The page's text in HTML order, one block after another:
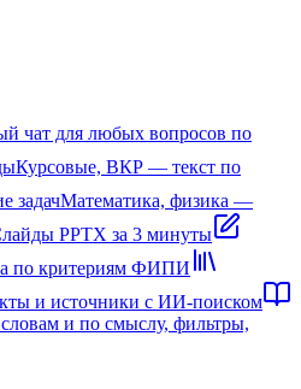
чат для любых вопросов по
Курсовые, ВКР — текст по
задачМатематика, физика —
PPTX за 3 минуты
по критериям ФИПИ
и источники с ИИ-поиском
и по смыслу, фильтры,